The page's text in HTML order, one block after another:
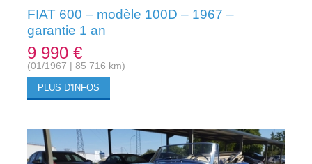
FIAT 600 – modèle 100D – 1967 –
garantie 1 an
9 990 €
(01/1967 | 85 716 km)
PLUS D'INFOS